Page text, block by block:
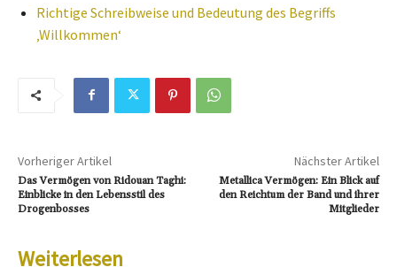
Richtige Schreibweise und Bedeutung des Begriffs
‚Willkommen‘
Vorheriger Artikel
Das Vermögen von Ridouan Taghi:
Einblicke in den Lebensstil des
Drogenbosses
Nächster Artikel
Metallica Vermögen: Ein Blick auf
den Reichtum der Band und ihrer
Mitglieder
Weiterlesen